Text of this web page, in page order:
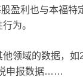
盈利也与本福
为。
领域的数据，
申报数据……